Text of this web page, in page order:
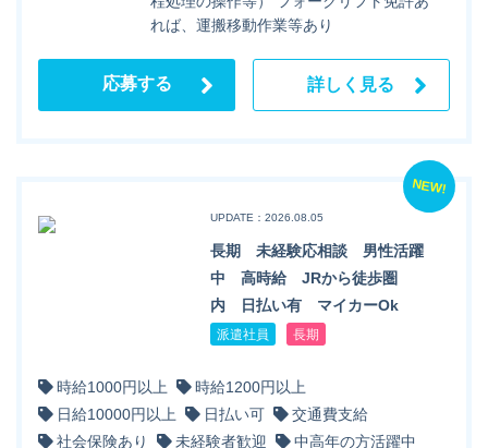
れば、運搬移動作業等あり
応募する 詳しく見る
NEW!
UPDATE：2026.08.05
長期 未経験応相談 男性活躍
中 高時給 JRから徒歩圏
内 日払い有 マイカーOk
派遣社員 長期
時給1000円以上
時給1200円以上
日給10000円以上
日払い可
交通費支給
社会保険あり
未経験者歓迎
中高年の方活躍中